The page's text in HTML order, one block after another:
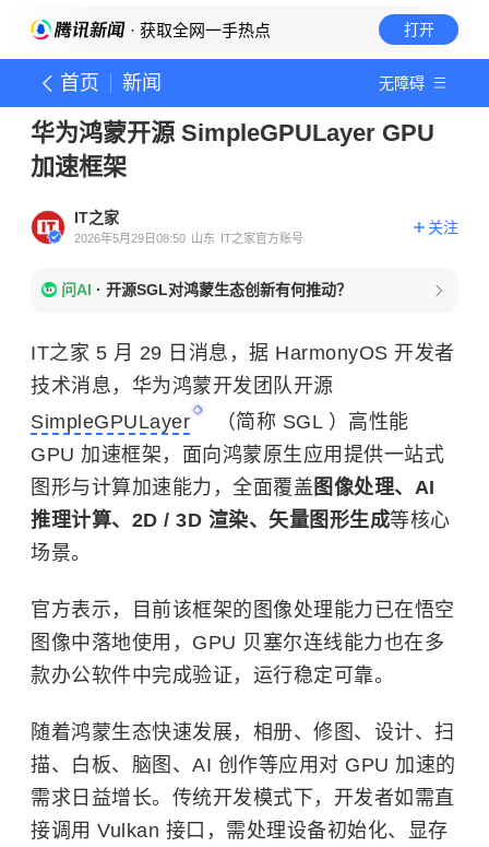
· 获取全网一手热点 打开
首页 新闻 无障碍
华为鸿蒙开源 SimpleGPULayer GPU
加速框架
IT之家
2026年5月29日08:50 山东 IT之家官方账号
关注
问AI · 开源SGL对鸿蒙生态创新有何推动？
IT之家 5 月 29 日消息，据 HarmonyOS 开发者
技术消息，华为鸿蒙开发团队开源
SimpleGPULayer
（简称 SGL ）高性能
GPU 加速框架，面向鸿蒙原生应用提供一站式
图形与计算加速能力，全面覆盖 图像处理、AI
推理计算、2D / 3D 渲染、矢量图形生成等核心
场景。
官方表示，目前该框架的图像处理能力已在悟空
图像中落地使用，GPU 贝塞尔连线能力也在多
款办公软件中完成验证，运行稳定可靠。
随着鸿蒙生态快速发展，相册、修图、设计、扫
描、白板、脑图、AI 创作等应用对 GPU 加速的
需求日益增长。传统开发模式下，开发者如需直
接调用 Vulkan 接口，需处理设备初始化、显存